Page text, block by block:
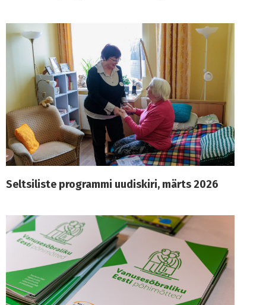
Seltsiliste programmi uudiskiri, märts 2026